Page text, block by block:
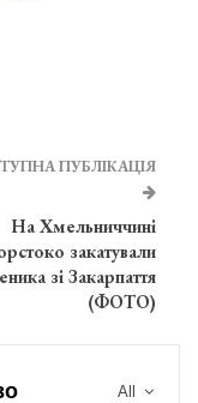
ПУБЛІКАЦІЯ
На Хмельниччині
закатували
зі Закарпаття
(ФОТО)
All